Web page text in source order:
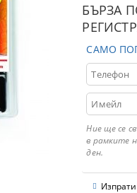
БЪРЗА
САМО
Ние ще се
в рамките
ден.